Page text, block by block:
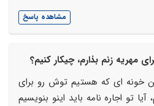
مشاهده پاسخ
مهریه زنم بذارم، چیکار کنیم؟
خونه ای که هستیم توش رو برای
تو اجاره نامه باید اینو بنویسیم